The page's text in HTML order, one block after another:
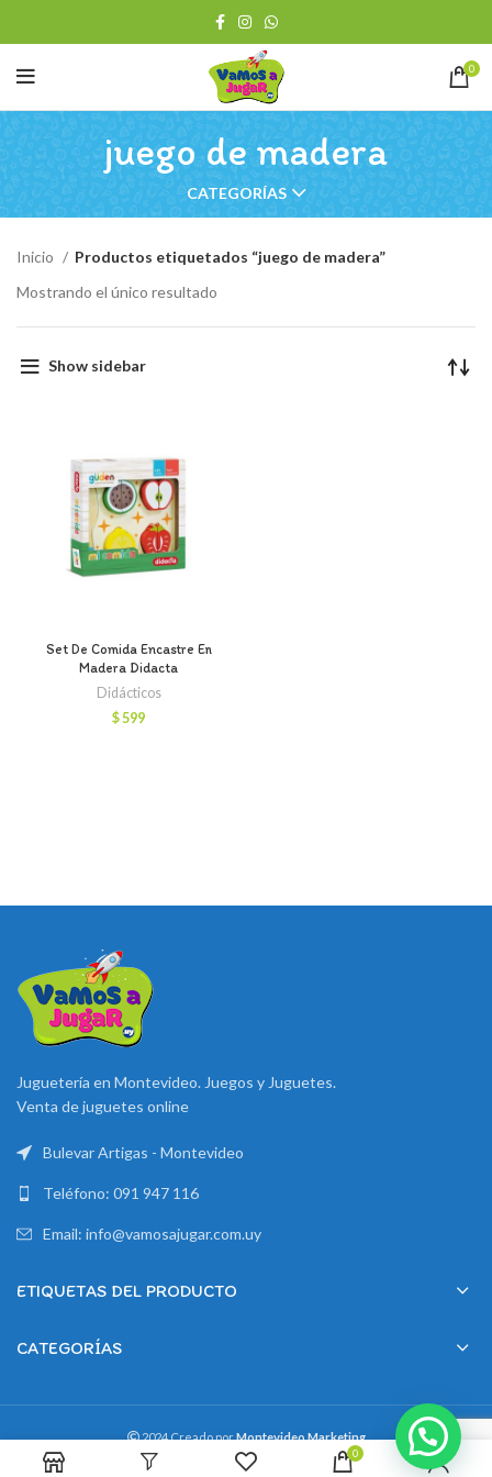
0
juego de madera
CATEGORÍAS
Inicio
Productos etiquetados “juego de madera”
Mostrando el único resultado
Show sidebar
Set De Comida Encastre En
Madera Didacta
Didácticos
$599
Juguetería en Montevideo. Juegos y Juguetes.
Venta de juguetes online
Bulevar Artigas - Montevideo
Teléfono: 091 947 116
Email: info@vamosajugar.com.uy
ETIQUETAS DEL PRODUCTO
CATEGORÍAS
2024 Creado porMontevideo Marketing
0